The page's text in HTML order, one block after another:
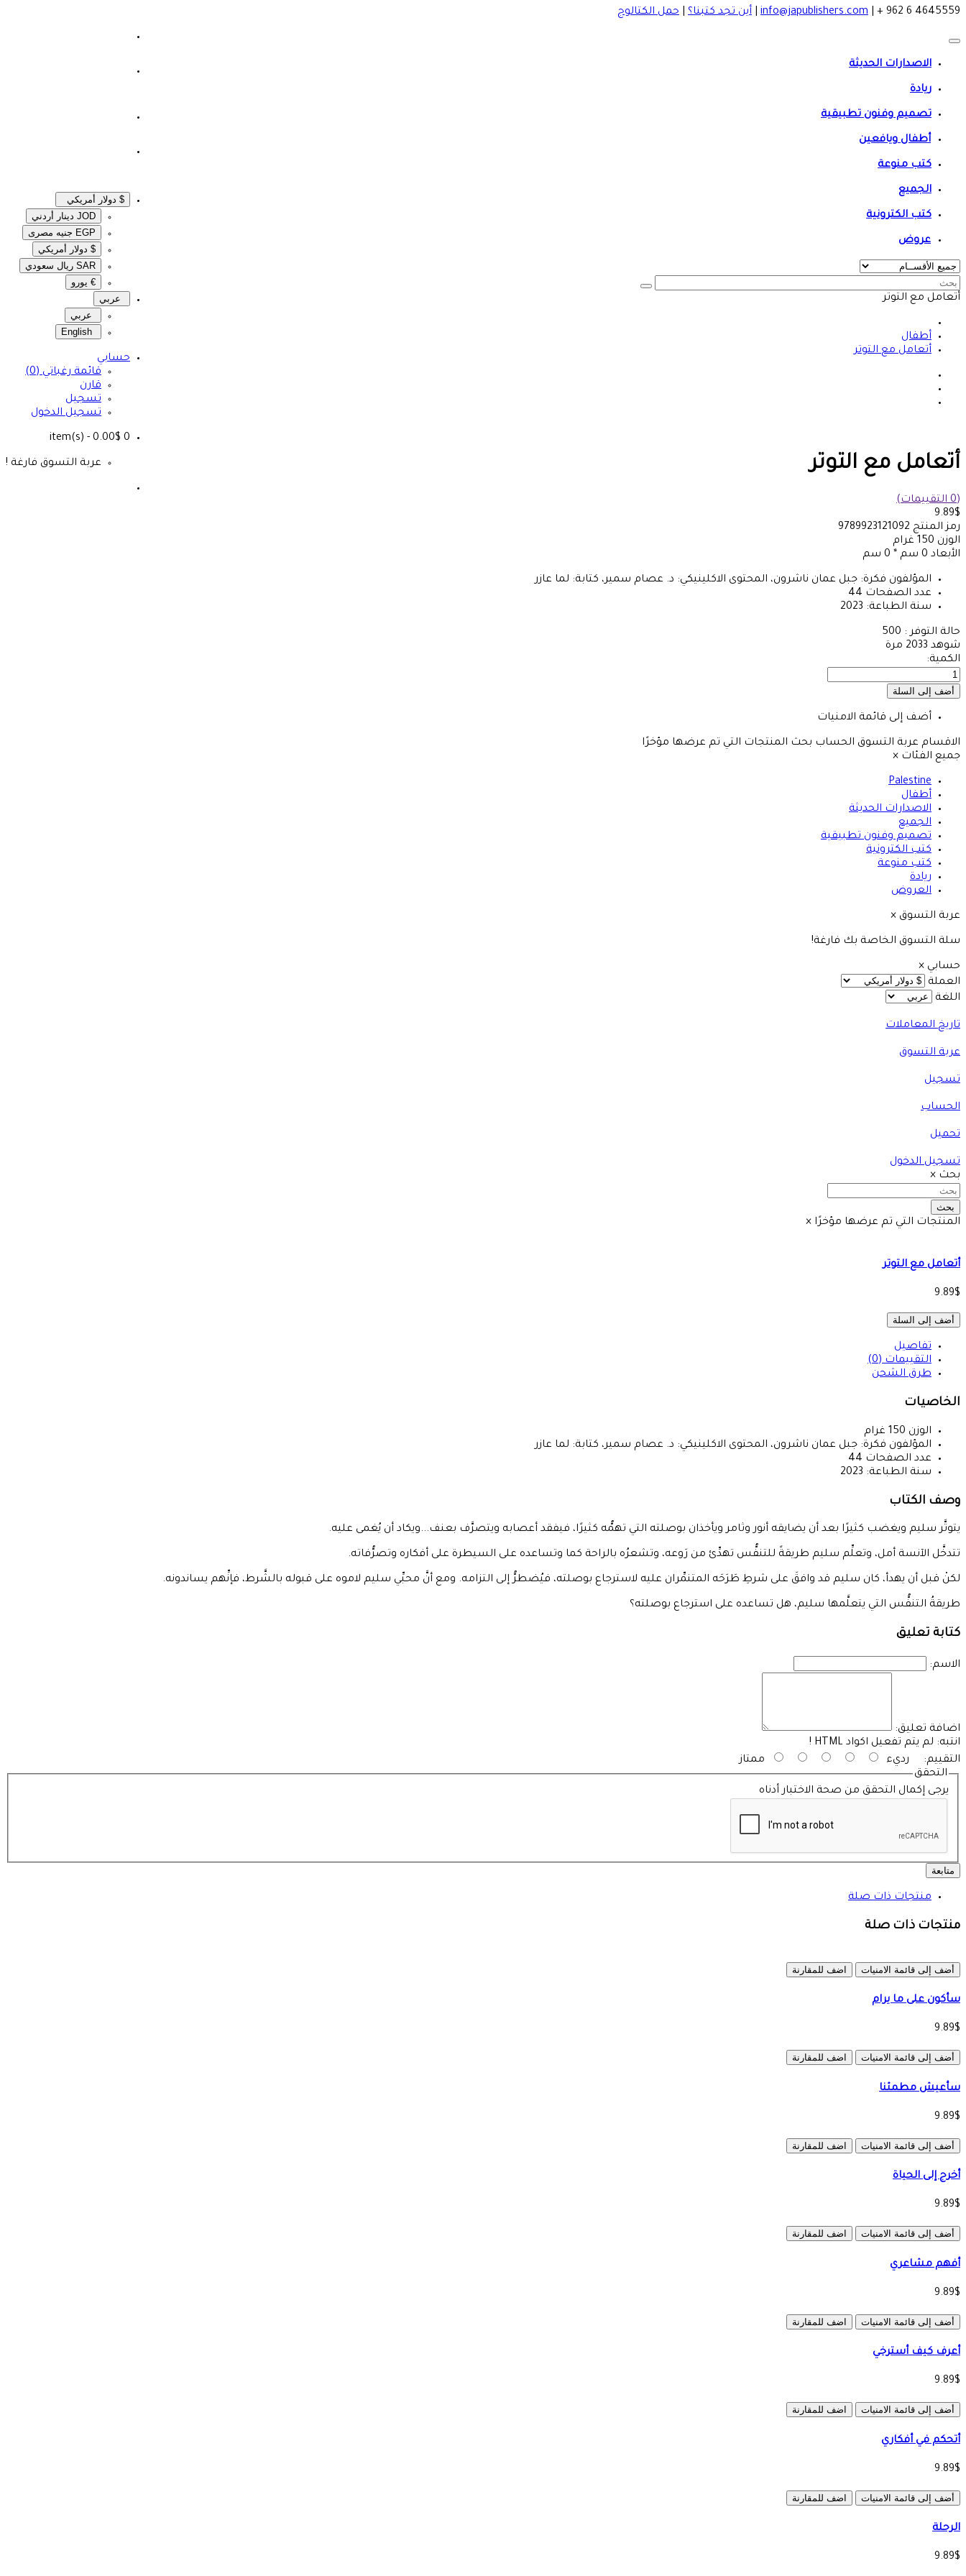
4645559 6 962 +
info@japublishers.com أين تجد كتبنا؟ حمل الكتالوج
$ دولار أمريكي
JOD دينار أردني
EGP جنيه مصرى‎
$ دولار أمريكي
SAR ريال سعودي
€ يورو
عربي
عربي
حسابي
قائمة رغباتي (0)
قارن
تسجيل
تسجيل الدخول
0
- 0.00$
عربة التسوق فارغة !
الاصدارات الحديثة
ريادة
تصميم وفنون تطبيقية
أطفال ويافعين
كتب منوعة
الجميع
كتب الكترونية
عروض
أتعامل مع التوتر
أطفال
أتعامل مع التوتر
أتعامل مع التوتر
(0 التقييمات)
9.89$
رمز المنتج 9789923121092
الوزن 150 غرام
الأبعاد 0 سم * 0 سم
المؤلفون فكرة: جبل عمان ناشرون، المحتوى الاكلينيكي: د. عصام سمير، كتابة: لما عازر
عدد الصفحات 44
سنة الطباعة: 2023
حالة التوفر : 500
شوهد 2033 مرة
الكمية:
أضف إلى قائمة الامنيات
الاقسام عربة التسوق الحساب بحث المنتجات التي تم عرضها مؤخرًا
جميع الفئات ×
Palestine
أطفال
الاصدارات الحديثة
الجميع
تصميم وفنون تطبيقية
كتب الكترونية
كتب منوعة
ريادة
العروض
عربة التسوق ×
سلة التسوق الخاصة بك فارغة!
حسابي ×
العملة
اللغة
تاريخ المعاملات
عربة التسوق
تسجيل
الحساب
تحميل
تسجيل الدخول
بحث ×
بحث
المنتجات التي تم عرضها مؤخرًا ×
أتعامل مع التوتر
9.89$
أضف إلى السلة
تفاصيل
التقييمات (0)
طرق الشحن
الخاصيات
الوزن 150 غرام
المؤلفون فكرة: جبل عمان ناشرون، المحتوى الاكلينيكي: د. عصام سمير، كتابة: لما عازر
عدد الصفحات 44
سنة الطباعة: 2023
وصف الكتاب
يتوتَّر سليم ويغضب كثيرًا بعد أن يضايقه أنور وثامر ويأخذان بوصلته التي تهمُّه كثيرًا، فيفقد أعصابه ويتصرَّف بعنف...ويكاد أن يُغمى عليه.
تتدخَّل الآنسة أمل، وتعلِّم سليم طريقةً للتنفُّس تهدِّئ من رَوعه، وتشعرُه بالراحة كما وتساعده على السيطرة على أفكاره وتصرُّفاته.
لكنْ قبل أن يهدأ، كان سليم قد وافقَ على شرطِ طَرَحَه المتنمِّران عليه لاسترجاع بوصلته، فيُضطرُّ إلى التزامه. ومع أنَّ محبِّي سليم لاموه على قبوله بالشَّرط، فإنِّهم يساندونه.
طريقةُ التنفُّس التي يتعلَّمها سليم، هل تساعده على استرجاع بوصلته؟
كتابة تعليق
الاسم:
اضافة تعليق:
انتبه: لم يتم تفعيل اكواد HTML !
التقييم:
رديء
ممتاز
التحقق
يرجى إكمال التحقق من صحة الاختبار أدناه
متابعة
منتجات ذات صلة
منتجات ذات صلة
أضف إلى قائمة الامنيات اضف للمقارنة
سأكون على ما يرام
9.89$
أضف إلى قائمة الامنيات اضف للمقارنة
سأعيش مطمئنا
9.89$
أضف إلى قائمة الامنيات اضف للمقارنة
أخرج إلى الحياة
9.89$
أضف إلى قائمة الامنيات اضف للمقارنة
أفهم مشاعري
9.89$
أضف إلى قائمة الامنيات اضف للمقارنة
أعرف كيف أسترخي
9.89$
أضف إلى قائمة الامنيات اضف للمقارنة
أتحكم في أفكاري
9.89$
أضف إلى قائمة الامنيات اضف للمقارنة
الرحلة
9.89$